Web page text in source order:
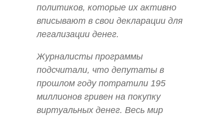
политиков, которые их активно
вписывают в свои декларации для
легализации денег.
Журналисты программы
подсчитали, что депутаты в
прошлом году потратили 195
миллионов гривен на покупку
виртуальных денег. Весь мир